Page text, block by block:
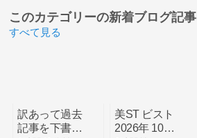
このカテゴリーの新着ブログ記事
すべて見る
訳あって過去
記事を下書き
美ST ビスト
2026年 10月